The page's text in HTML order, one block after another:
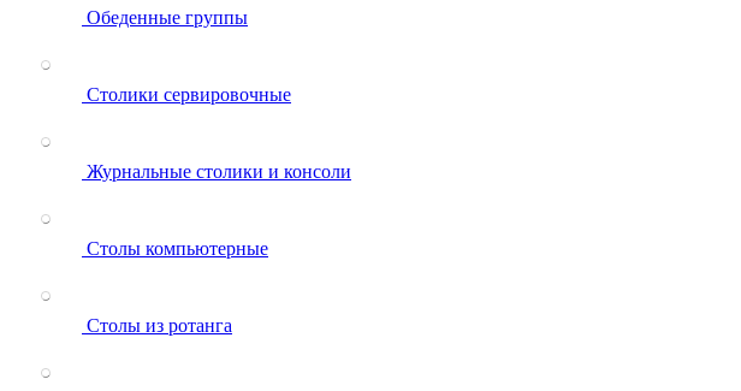
Обеденные группы
Столики сервировочные
Журнальные столики и консоли
Столы компьютерные
Столы из ротанга